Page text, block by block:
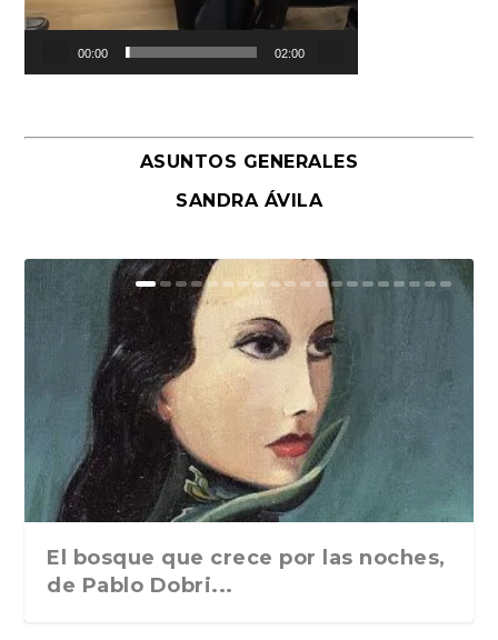
00:00 02:00
ASUNTOS GENERALES
SANDRA ÁVILA
El bosque que crece por las noches,
de Pablo Dobri...